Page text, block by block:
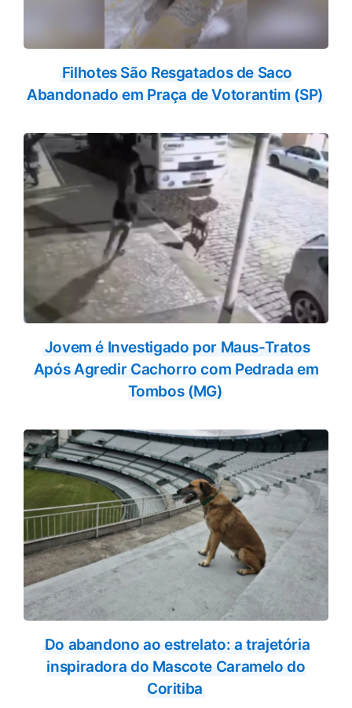
Filhotes São Resgatados de Saco
Abandonado em Praça de Votorantim (SP)
Jovem é Investigado por Maus-Tratos
Após Agredir Cachorro com Pedrada em
Tombos (MG)
Do abandono ao estrelato: a trajetória
inspiradora do Mascote Caramelo do
Coritiba